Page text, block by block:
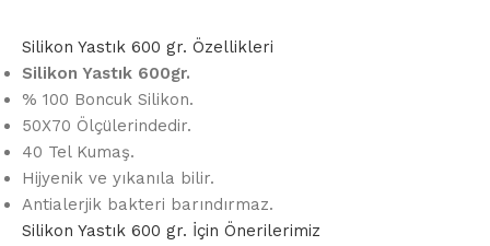
Silikon Yastık 600 gr. Özellikleri
Silikon Yastık 600gr.
% 100 Boncuk Silikon.
50X70 Ölçülerindedir.
40 Tel Kumaş.
Hijyenik ve yıkanıla bilir.
Antialerjik bakteri barındırmaz.
Silikon Yastık 600 gr. İçin Önerilerimiz